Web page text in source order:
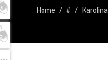
Home / # /